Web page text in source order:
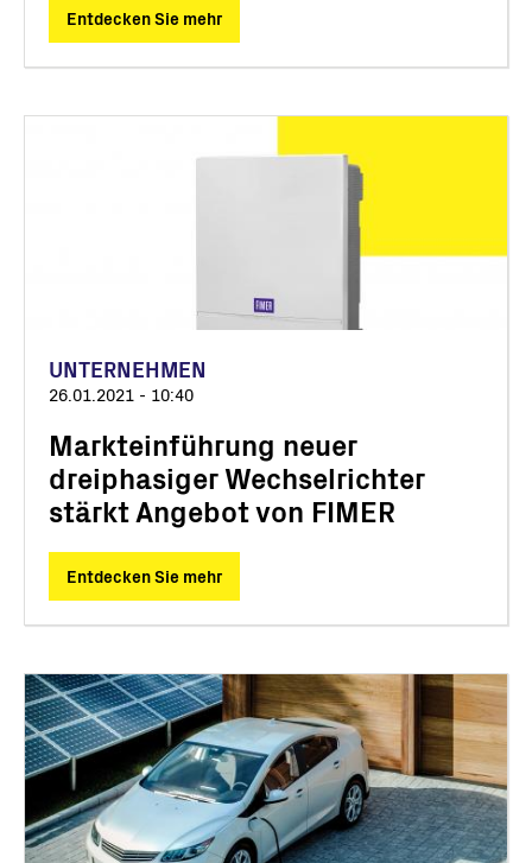
Entdecken Sie mehr
UNTERNEHMEN
26.01.2021 - 10:40
Markteinführung neuer
dreiphasiger Wechselrichter
stärkt Angebot von FIMER
Entdecken Sie mehr